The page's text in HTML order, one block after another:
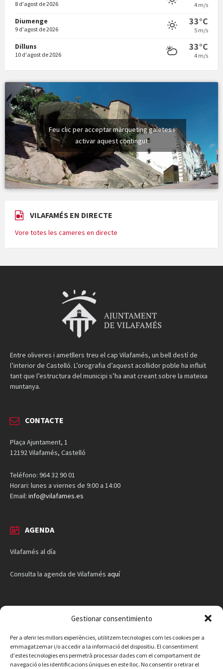
Gestionar consentimiento
Per a oferir les millors experiències, utilitzem tecnologies com les cookies per a
emmagatzemar i/o accedir a la informació del dispositiu. El consentiment
d'estes tecnologies ens permetrà processar dades com el comportament de
navegació o les identificacions úniques en este lloc. No consentir o retirar el
8 d'agost de 2026 4 m/s
Diumenge
9 d'agost de 2026
33°C
5 m/s
Dilluns
10 d'agost de 2026
33°C
4 m/s
Feu clic per acceptar màrqueting galetes i
activar aquest contingut
VILAFAMÉS EN DIRECTE
Vore totes les cameres en directe
Entre oliveres i ametllers treu el cap Vilafamés, un bell destí de
l’interior de Castelló. L’orografia d’aquest acollidor poble ha influït
tant que l’estructura del municipi s’ha anat creant sobre la mateixa
muntanya.
CONTACTE
Plaça Ajuntament, 1
12192 Vilafamés, Castelló
Teléfono: 964 32 90 01
Horari: lunes a viernes de 9:00 a 14:00
Email: info@vilafames.es
AGENDA
Vilafamés al día
Consulta la agenda de Vilafamés aquí